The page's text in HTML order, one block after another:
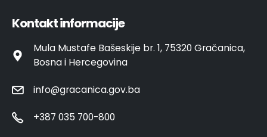
Kontakt informacije
Mula Mustafe Bašeskije br. 1, 75320 Gračanica,
Bosna i Hercegovina
info@gracanica.gov.ba
+387 035 700-800